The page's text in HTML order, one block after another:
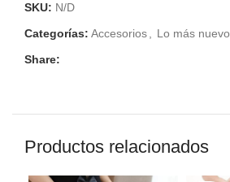
SKU: N/D
Categorías: Accesorios Lo más nuevo
Share:
Productos relacionados